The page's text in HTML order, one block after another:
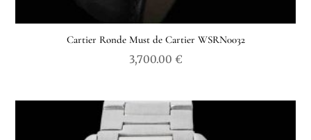
Cartier Ronde Must de Cartier WSRN0032
3,700.00 €